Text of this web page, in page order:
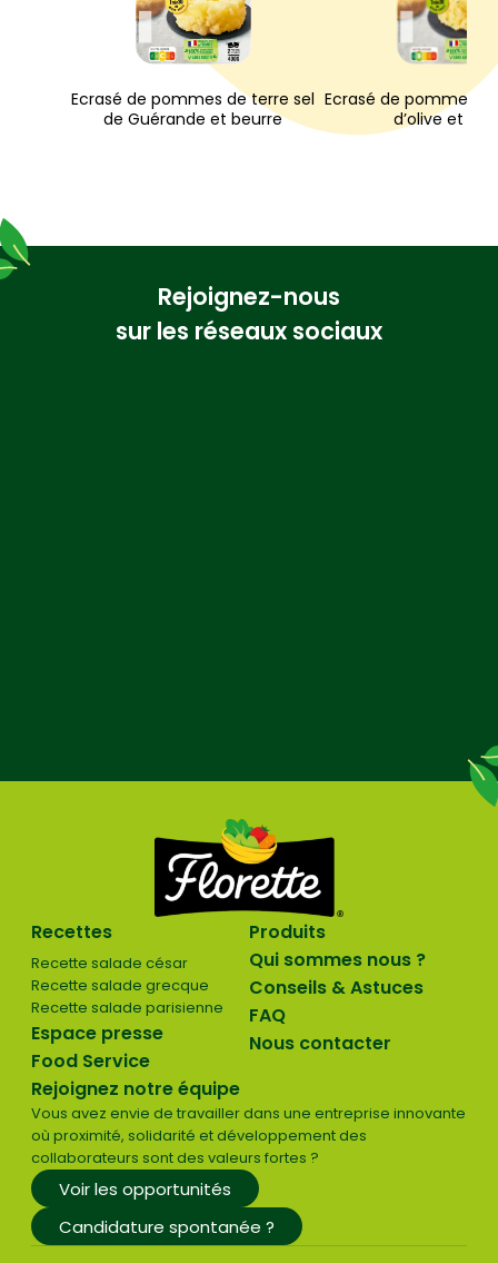
Ecrasé de pommes de terre sel
de Guérande et beurre
Ecrasé de pommes
d’olive et
Rejoignez-nous
sur les réseaux sociaux
Recettes
Recette salade césar
Recette salade grecque
Recette salade parisienne
Espace presse
Food Service
Produits
Qui sommes nous ?
Conseils & Astuces
FAQ
Nous contacter
Rejoignez notre équipe
Vous avez envie de travailler dans une entreprise innovante
où proximité, solidarité et développement des
collaborateurs sont des valeurs fortes ?
Voir les opportunités
Candidature spontanée ?